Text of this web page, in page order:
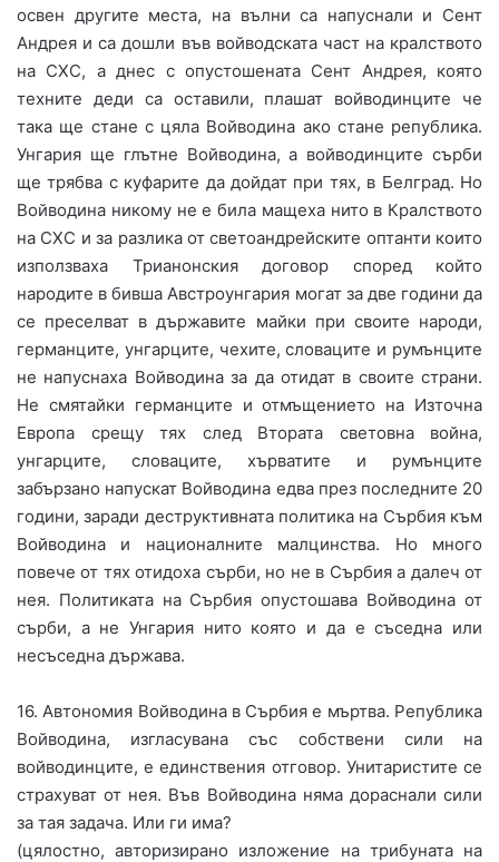
освен другите места, на вълни са напуснали и Сент
Андрея и са дошли във войводската част на кралството
на СХС, а днес с опустошената Сент Андрея, която
техните деди са оставили, плашат войводинците че
така ще стане с цяла Войводина ако стане република.
Унгария ще глътне Войводина, а войводинците сърби
ще трябва с куфарите да дойдат при тях, в Белград. Но
Войводина никому не е била мащеха нито в Кралството
на СХС и за разлика от светоандрейските оптанти които
използваха Трианонския договор според който
народите в бивша Австроунгария могат за две години да
се преселват в държавите майки при своите народи,
германците, унгарците, чехите, словаците и румънците
не напуснаха Войводина за да отидат в своите страни.
Не смятайки германците и отмъщението на Източна
Европа срещу тях след Втората световна война,
унгарците, словаците, хърватите и румънците
забързано напускат Войводина едва през последните 20
години, заради деструктивната политика на Сърбия към
Войводина и националните малцинства. Но много
повече от тях отидоха сърби, но не в Сърбия а далеч от
нея. Политиката на Сърбия опустошава Войводина от
сърби, а не Унгария нито която и да е съседна или
несъседна държава.
16. Автономия Войводина в Сърбия е мъртва. Република
Войводина, изгласувана със собствени сили на
войводинците, е единствения отговор. Унитаристите се
страхуват от нея. Във Войводина няма дораснали сили
за тая задача. Или ги има?
(цялостно, авторизирано изложение на трибуната на